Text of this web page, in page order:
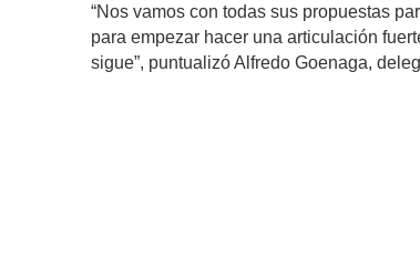
“Nos vamos con todas sus propuestas
para empezar hacer una articulación
sigue”, puntualizó Alfredo Goenaga,